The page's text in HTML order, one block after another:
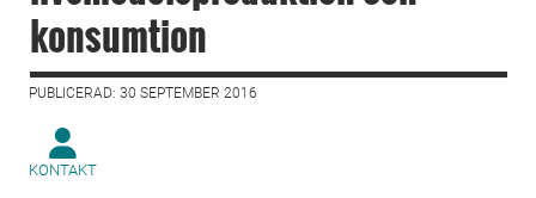
konsumtion
PUBLICERAD: 30 SEPTEMBER 2016
KONTAKT